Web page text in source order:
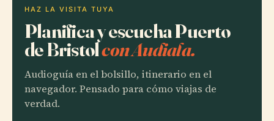
HAZ LA VISITA TUYA
Planifica y escucha Puerto
de Bristolcon Audiala.
Audioguía en el bolsillo, itinerario en el
navegador. Pensado para cómo viajas de
verdad.